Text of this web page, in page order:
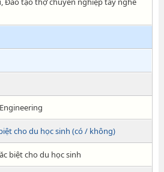
cho du học sinh (có / không)
biệt cho du học sinh